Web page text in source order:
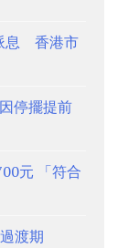
息 香港市
停擺提前
元 「符合
渡期